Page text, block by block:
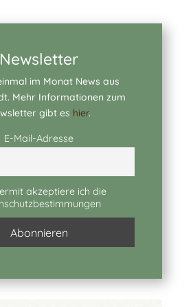
Newsletter
im Monat News aus
Mehr Informationen zum
gibt es hier.
E-Mail-Adresse
akzeptiere ich die